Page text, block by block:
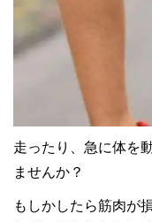
走ったり、急に体を
ませんか？
もしかしたら筋肉が